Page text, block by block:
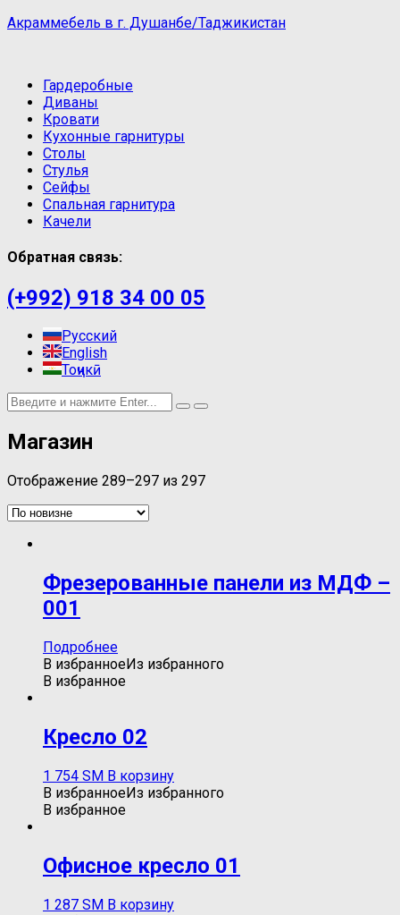
Акраммебель в г. Душанбе/Таджикистан
Гардеробные
Диваны
Кровати
Кухонные гарнитуры
Столы
Стулья
Сейфы
Спальная гарнитура
Качели
Обратная связь:
(+992) 918 34 00 05
Русский
English
Тоҷикӣ
Магазин
Отображение 289–297 из 297
Фрезерованные панели из МДФ –
001
Подробнее
В избранноеИз избранного
В избранное
Кресло 02
1 754 ЅМ В корзину
В избранноеИз избранного
В избранное
Офисное кресло 01
1 287 ЅМ В корзину